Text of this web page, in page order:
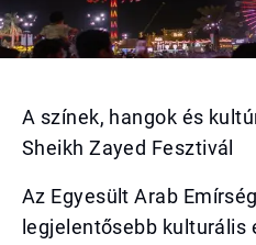
A színek, hangok és
Sheikh Zayed Fesztivál
Az Egyesült Arab
legjelentősebb kulturális